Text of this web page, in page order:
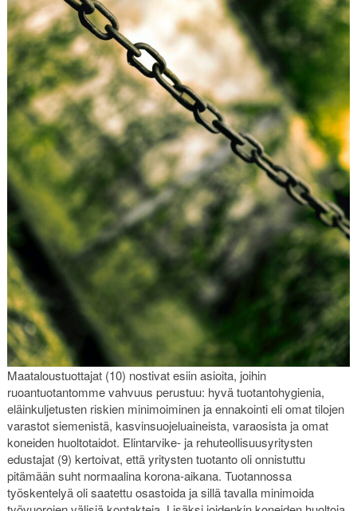
Maataloustuottajat (10) nostivat esiin asioita, joihin
ruoantuotantomme vahvuus perustuu: hyvä tuotantohygienia,
eläinkuljetusten riskien minimoiminen ja ennakointi eli omat tilojen
varastot siemenistä, kasvinsuojeluaineista, varaosista ja omat
koneiden huoltotaidot. Elintarvike- ja rehuteollisuusyritysten
edustajat (9) kertoivat, että yritysten tuotanto oli onnistuttu
pitämään suht normaalina korona-aikana. Tuotannossa
työskentelyä oli saatettu osastoida ja sillä tavalla minimoida